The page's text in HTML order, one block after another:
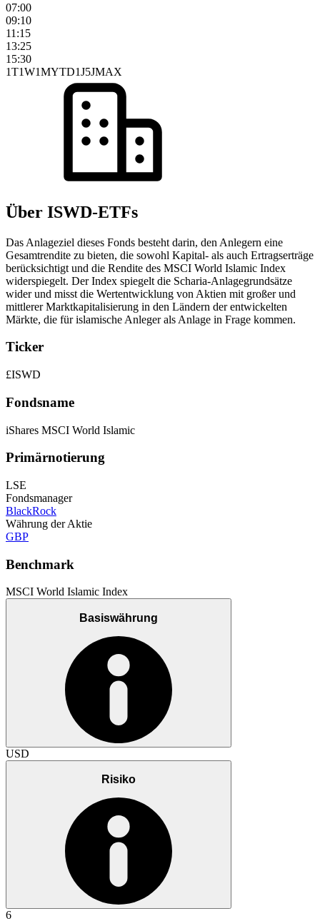
07:00
09:10
11:15
13:25
15:30
1T1W1MYTD1J5JMAX
Über ISWD-ETFs
Das Anlageziel dieses Fonds besteht darin, den Anlegern eine
Gesamtrendite zu bieten, die sowohl Kapital- als auch Ertragserträge
berücksichtigt und die Rendite des MSCI World Islamic Index
widerspiegelt. Der Index spiegelt die Scharia-Anlagegrundsätze
wider und misst die Wertentwicklung von Aktien mit großer und
mittlerer Marktkapitalisierung in den Ländern der entwickelten
Märkte, die für islamische Anleger als Anlage in Frage kommen.
Ticker
£ISWD
Fondsname
iShares MSCI World Islamic
Primärnotierung
LSE
Fondsmanager
BlackRock
Währung der Aktie
GBP
Benchmark
MSCI World Islamic Index
Basiswährung
USD
Risiko
6